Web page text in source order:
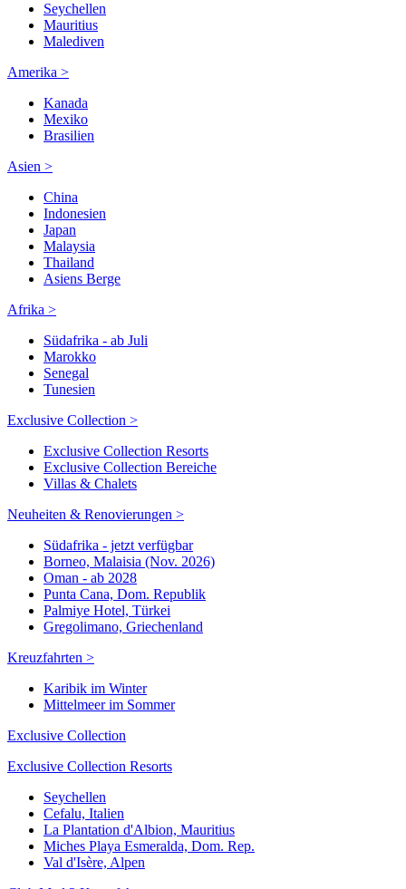
Seychellen
Mauritius
Malediven
Amerika >
Kanada
Mexiko
Brasilien
Asien >
China
Indonesien
Japan
Malaysia
Thailand
Asiens Berge
Afrika >
Südafrika - ab Juli
Marokko
Senegal
Tunesien
Exclusive Collection >
Exclusive Collection Resorts
Exclusive Collection Bereiche
Villas & Chalets
Neuheiten & Renovierungen >
Südafrika - jetzt verfügbar
Borneo, Malaisia (Nov. 2026)
Oman - ab 2028
Punta Cana, Dom. Republik
Palmiye Hotel, Türkei
Gregolimano, Griechenland
Kreuzfahrten >
Karibik im Winter
Mittelmeer im Sommer
Exclusive Collection
Exclusive Collection Resorts
Seychellen
Cefalu, Italien
La Plantation d'Albion, Mauritius
Miches Playa Esmeralda, Dom. Rep.
Val d'Isère, Alpen